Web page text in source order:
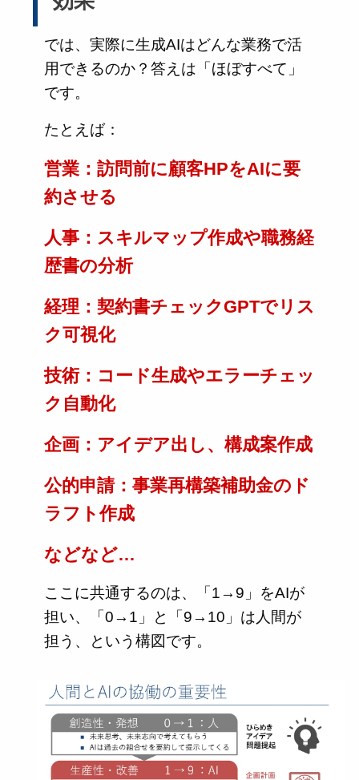
では、実際に生成AIはどんな業務で活
用できるのか？答えは「ほぼすべて」
です。
たとえば：
営業：訪問前に顧客HPをAIに要
約させる
人事：スキルマップ作成や職務経
歴書の分析
経理：契約書チェックGPTでリス
ク可視化
技術：コード生成やエラーチェッ
ク自動化
企画：アイデア出し、構成案作成
公的申請：事業再構築補助金のド
ラフト作成
などなど…
ここに共通するのは、「1→9」をAIが
担い、「0→1」と「9→10」は人間が
担う、という構図です。